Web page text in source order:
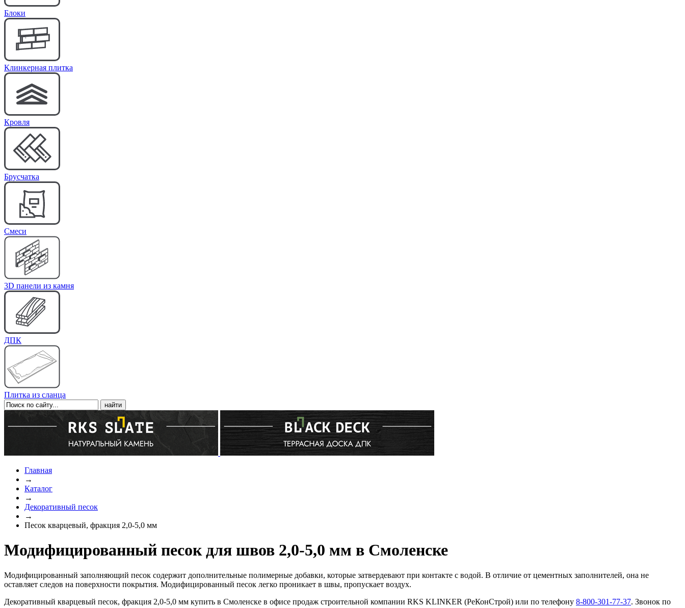
Блоки
Клинкерная плитка
Кровля
Брусчатка
Cмеси
3D панели из камня
ДПК
Плитка из сланца
Главная
→
Каталог
→
Декоративный песок
→
Песок кварцевый, фракция 2,0-5,0 мм
Модифицированный песок для швов 2,0-5,0 мм в Смоленске
Модифицированный заполняющий песок содержит дополнительные полимерные добавки, которые затвердевают при контакте с водой. В отличие от цементных заполнителей, она не
оставляет следов на поверхности покрытия. Модифицированный песок легко проникает в швы, пропускает воздух.
Декоративный кварцевый песок, фракция 2,0-5,0 мм купить в Смоленске в офисе продаж строительной компании RKS KLINKER (РеКонСтрой) или по телефону 8-800-301-77-37. Звонок по